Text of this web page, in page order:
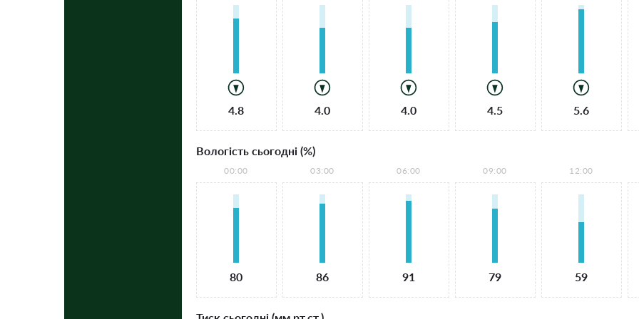
4.8 4.0 4.0 4.5 5.6
Вологість сьогодні (%)
00:00
80
03:00
86
06:00
91
09:00
79
12:00
59